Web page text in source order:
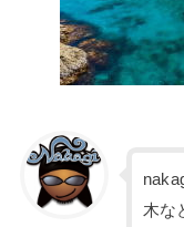
木な